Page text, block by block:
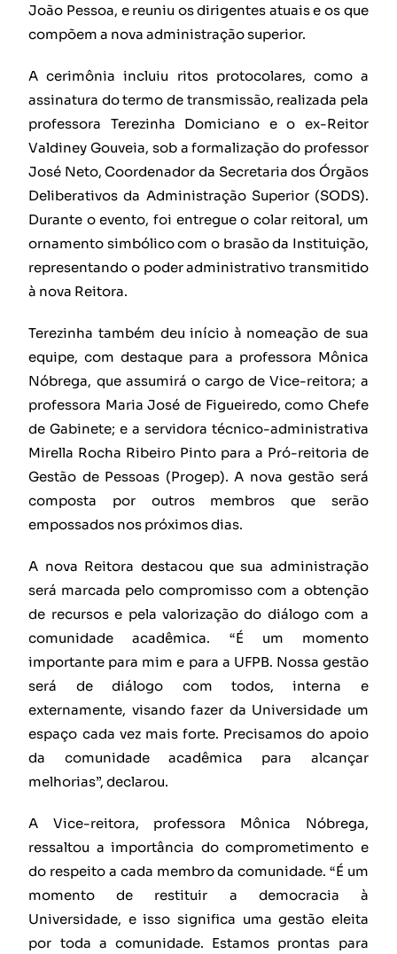
João Pessoa, e reuniu os dirigentes atuais e os que
compõem a nova administração superior.
A cerimônia incluiu ritos protocolares, como a
assinatura do termo de transmissão, realizada pela
professora Terezinha Domiciano e o ex-Reitor
Valdiney Gouveia, sob a formalização do professor
José Neto, Coordenador da Secretaria dos Órgãos
Deliberativos da Administração Superior (SODS).
Durante o evento, foi entregue o colar reitoral, um
ornamento simbólico com o brasão da Instituição,
representando o poder administrativo transmitido
à nova Reitora.
Terezinha também deu início à nomeação de sua
equipe, com destaque para a professora Mônica
Nóbrega, que assumirá o cargo de Vice-reitora; a
professora Maria José de Figueiredo, como Chefe
de Gabinete; e a servidora técnico-administrativa
Mirella Rocha Ribeiro Pinto para a Pró-reitoria de
Gestão de Pessoas (Progep). A nova gestão será
composta por outros membros que serão
empossados nos próximos dias.
A nova Reitora destacou que sua administração
será marcada pelo compromisso com a obtenção
de recursos e pela valorização do diálogo com a
comunidade acadêmica. “É um momento
importante para mim e para a UFPB. Nossa gestão
será de diálogo com todos, interna e
externamente, visando fazer da Universidade um
espaço cada vez mais forte. Precisamos do apoio
da comunidade acadêmica para alcançar
melhorias”, declarou.
A Vice-reitora, professora Mônica Nóbrega,
ressaltou a importância do comprometimento e
do respeito a cada membro da comunidade. “É um
momento de restituir a democracia à
Universidade, e isso significa uma gestão eleita
por toda a comunidade. Estamos prontas para